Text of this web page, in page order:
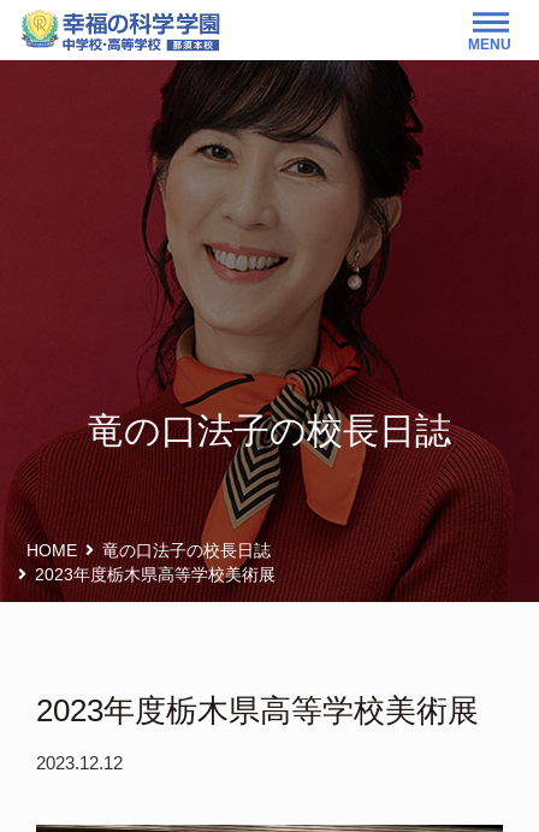
MENU
竜の口法子の校長日誌
HOME
竜の口法子の校長日誌
2023年度栃木県高等学校美術展
2023年度栃木県高等学校美術展
2023.12.12